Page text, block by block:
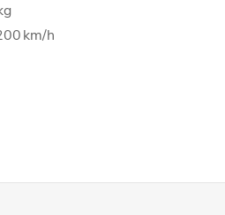
km/h